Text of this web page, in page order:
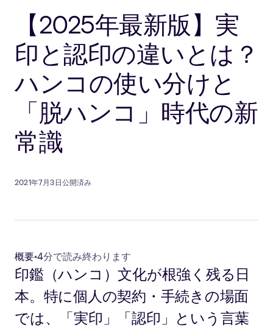
【2025年最新版】実
印と認印の違いとは？
ハンコの使い分けと
「脱ハンコ」時代の新
常識
2021年7月3日公開済み
概要•4分で読み終わります
印鑑（ハンコ）文化が根強く残る日
本。特に個人の契約・手続きの場面
では、「実印」「認印」という言葉